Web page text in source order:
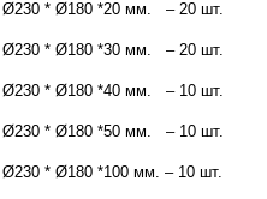
Ø230 * Ø180 *20 мм. – 20 шт.
Ø230 * Ø180 *30 мм. – 20 шт.
Ø230 * Ø180 *40 мм. – 10 шт.
Ø230 * Ø180 *50 мм. – 10 шт.
Ø230 * Ø180 *100 мм. – 10 шт.